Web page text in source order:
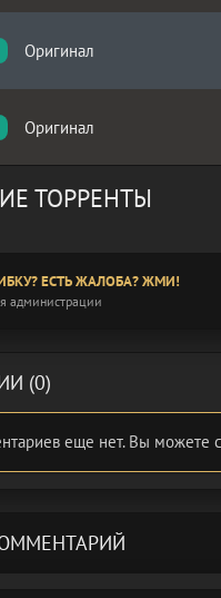
Оригинал
Оригинал
ТОРРЕНТЫ
ЕСТЬ ЖАЛОБА? ЖМИ!
администрации
(0)
еще нет. Вы можете